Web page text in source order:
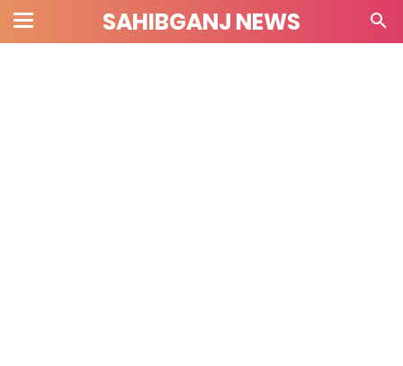
SAHIBGANJ NEWS